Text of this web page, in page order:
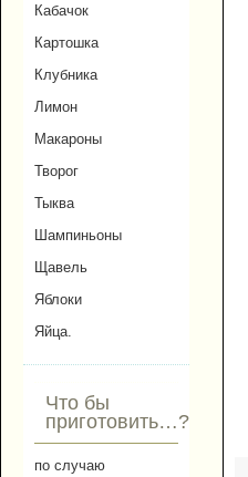
Кабачок
Картошка
Клубника
Лимон
Макароны
Творог
Тыква
Шампиньоны
Щавель
Яблоки
Яйца.
Что бы
приготовить…?
по случаю